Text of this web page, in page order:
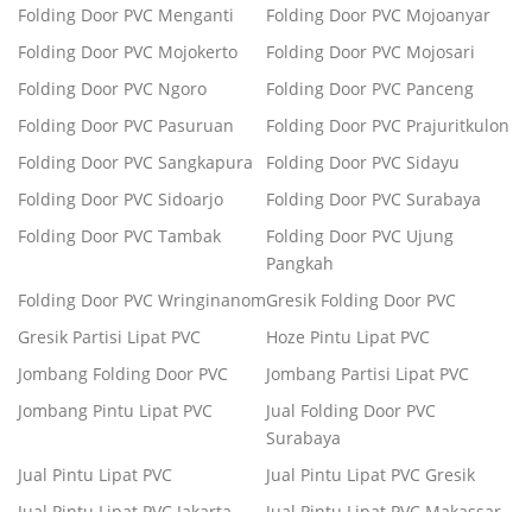
Folding Door PVC Menganti
Folding Door PVC Mojoanyar
Folding Door PVC Mojokerto
Folding Door PVC Mojosari
Folding Door PVC Ngoro
Folding Door PVC Panceng
Folding Door PVC Pasuruan
Folding Door PVC Prajuritkulon
Folding Door PVC Sangkapura
Folding Door PVC Sidayu
Folding Door PVC Sidoarjo
Folding Door PVC Surabaya
Folding Door PVC Tambak
Folding Door PVC Ujung
Pangkah
Folding Door PVC WringinanomGresik Folding Door PVC
Gresik Partisi Lipat PVC
Hoze Pintu Lipat PVC
Jombang Folding Door PVC
Jombang Partisi Lipat PVC
Jombang Pintu Lipat PVC
Jual Folding Door PVC
Surabaya
Jual Pintu Lipat PVC
Jual Pintu Lipat PVC Gresik